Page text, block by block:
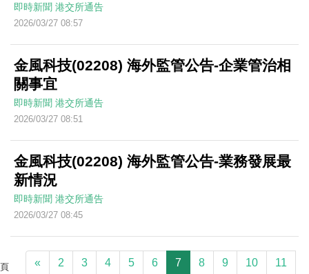
即時新聞 港交所通告
2026/03/27 08:57
金風科技(02208) 海外監管公告-企業管治相
關事宜
即時新聞 港交所通告
2026/03/27 08:51
金風科技(02208) 海外監管公告-業務發展最
新情況
即時新聞 港交所通告
2026/03/27 08:45
頁
« 2 3 4 5 6 7 8 9 10 11